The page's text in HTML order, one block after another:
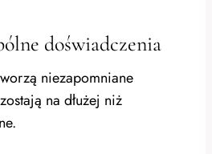
doświadczenia
niezapomniane
na dłużej niż